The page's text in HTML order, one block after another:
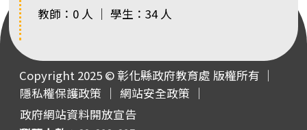
教師：0 人 ｜ 學生：34 人
Copyright 2025 © 彰化縣政府教育處 版權所有 ｜
隱私權保護政策 ｜ 網站安全政策 ｜
政府網站資料開放宣告